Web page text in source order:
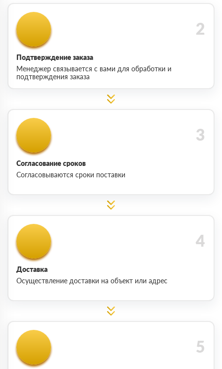
Подтверждение заказа
Менеджер связывается с вами для обработки и
подтверждения заказа
Согласование сроков
Согласовываются сроки поставки
Доставка
Осуществление доставки на объект или адрес